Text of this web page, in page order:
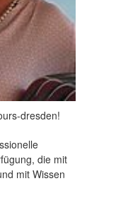
dresden!
die mit
mit Wissen